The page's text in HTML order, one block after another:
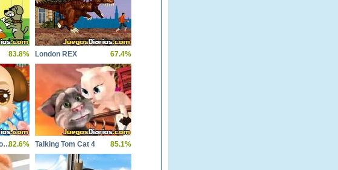
83.8% London REX 67.4%
Cuidadora de Cachorros82.6% Talking Tom Cat 4 85.1%